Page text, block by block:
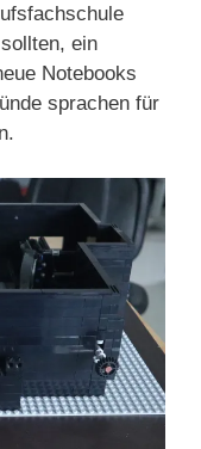
ein
Notebooks
sprachen für